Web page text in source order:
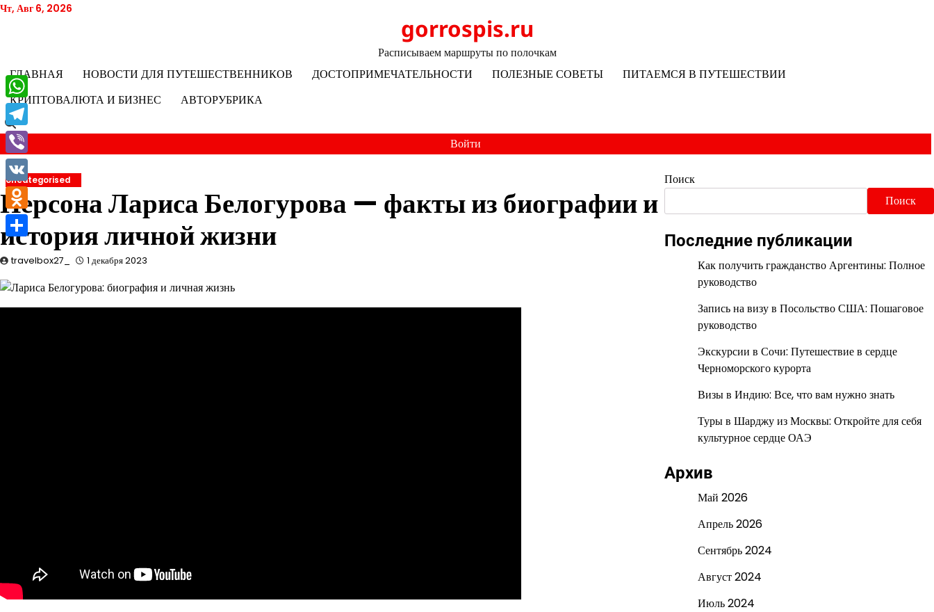
Перейти
Чт, Авг 6, 2026
gorrospis.ru
Расписываем маршруты по полочкам
ГЛАВНАЯ
НОВОСТИ ДЛЯ ПУТЕШЕСТВЕННИКОВ ДОСТОПРИМЕЧАТЕЛЬНОСТИ ПОЛЕЗНЫЕ СОВЕТЫ
ПИТАЕМСЯ В ПУТЕШЕСТВИИ
КРИПТОВАЛЮТА И БИЗНЕС
АВТОРУБРИКА
Войти
Uncategorised
Персона Лариса Белогурова — факты из биографии и
история личной жизни
travelbox27_ 1 декабря 2023
Поиск
Поиск
Последние публикации
Как получить гражданство Аргентины: Полное
руководство
Запись на визу в Посольство США: Пошаговое
руководство
Экскурсии в Сочи: Путешествие в сердце
Черноморского курорта
Визы в Индию: Все, что вам нужно знать
Туры в Шарджу из Москвы: Откройте для себя
культурное сердце ОАЭ
Архив
Май 2026
Апрель 2026
Сентябрь 2024
Август 2024
Июль 2024
WhatsApp
Telegram
Viber
VK
Odnoklassniki
Отправить